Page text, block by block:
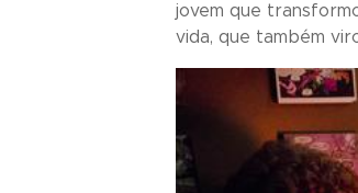
jovem que
vida, que também